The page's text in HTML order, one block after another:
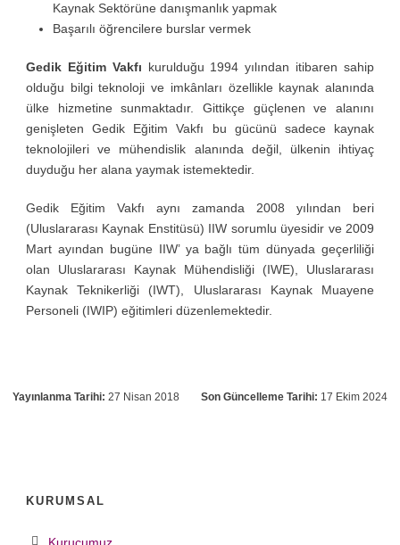
Kaynak Sektörüne danışmanlık yapmak
Başarılı öğrencilere burslar vermek
Gedik Eğitim Vakfı kurulduğu 1994 yılından itibaren sahip
olduğu bilgi teknoloji ve imkânları özellikle kaynak alanında
ülke hizmetine sunmaktadır. Gittikçe güçlenen ve alanını
genişleten Gedik Eğitim Vakfı bu gücünü sadece kaynak
teknolojileri ve mühendislik alanında değil, ülkenin ihtiyaç
duyduğu her alana yaymak istemektedir.
Gedik Eğitim Vakfı aynı zamanda 2008 yılından beri
(Uluslararası Kaynak Enstitüsü) IIW sorumlu üyesidir ve 2009
Mart ayından bugüne IIW’ ya bağlı tüm dünyada geçerliliği
olan Uluslararası Kaynak Mühendisliği (IWE), Uluslararası
Kaynak Teknikerliği (IWT), Uluslararası Kaynak Muayene
Personeli (IWIP) eğitimleri düzenlemektedir.
Yayınlanma Tarihi: 27 Nisan 2018 Son Güncelleme Tarihi: 17 Ekim 2024
KURUMSAL